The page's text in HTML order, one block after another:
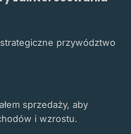
przywództwo
sprzedaży, aby
i wzrostu.